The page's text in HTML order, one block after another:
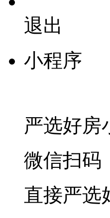
退出
小程序
严选好房
微信扫码
直接严选